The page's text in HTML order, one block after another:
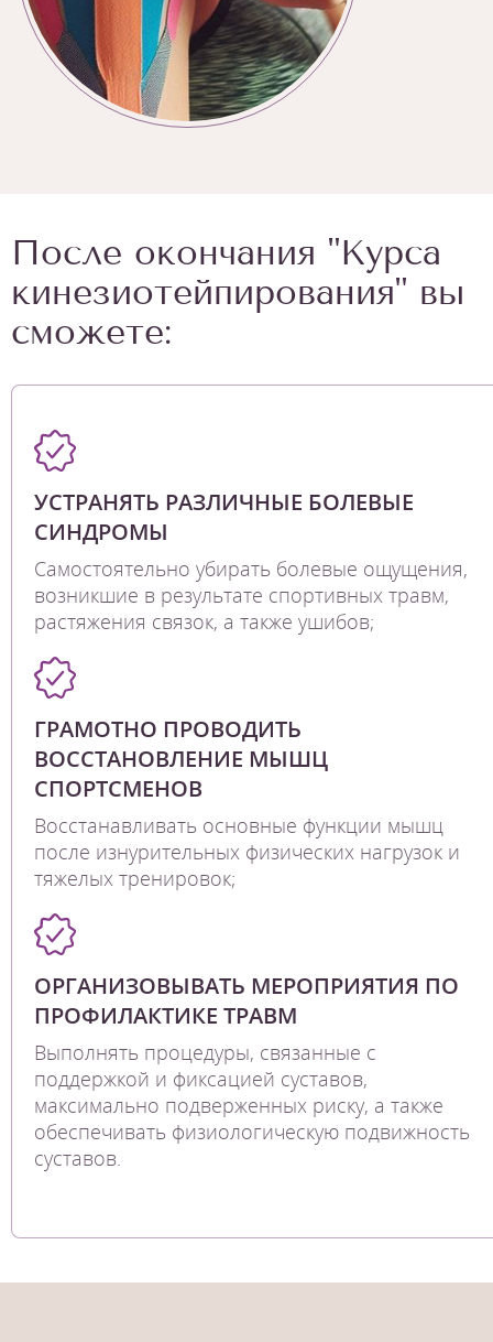
После окончания "Курса
кинезиотейпирования" вы
сможете:
УСТРАНЯТЬ РАЗЛИЧНЫЕ БОЛЕВЫЕ
СИНДРОМЫ
Самостоятельно убирать болевые ощущения,
возникшие в результате спортивных травм,
растяжения связок, а также ушибов;
ГРАМОТНО ПРОВОДИТЬ
ВОССТАНОВЛЕНИЕ МЫШЦ
СПОРТСМЕНОВ
Восстанавливать основные функции мышц
после изнурительных физических нагрузок и
тяжелых тренировок;
ОРГАНИЗОВЫВАТЬ МЕРОПРИЯТИЯ ПО
ПРОФИЛАКТИКЕ ТРАВМ
Выполнять процедуры, связанные с
поддержкой и фиксацией суставов,
максимально подверженных риску, а также
обеспечивать физиологическую подвижность
суставов.